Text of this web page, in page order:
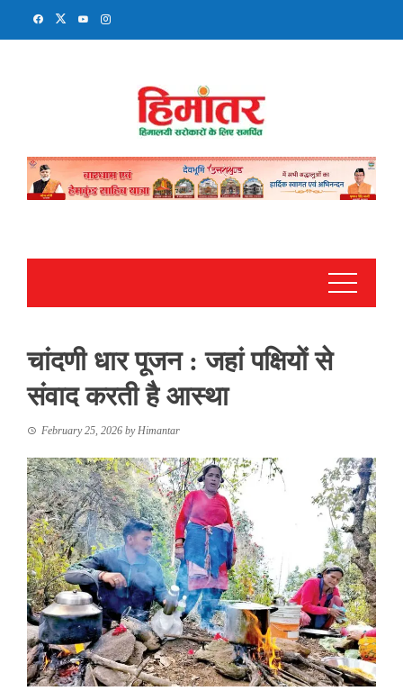
चांदणी धार पूजन : जहां पक्षियों से
संवाद करती है आस्था
February 25, 2026 byHimantar